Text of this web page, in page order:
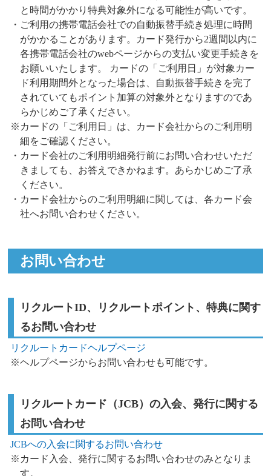
と時間がかかり特典対象外になる可能性が高いです。
・ご利用の携帯電話会社での自動振替手続き処理に時間
がかかることがあります。カード発行から2週間以内に
各携帯電話会社のwebページからの支払い変更手続きを
お願いいたします。 カードの「ご利用日」が対象カー
ド利用期間外となった場合は、自動振替手続きを完了
されていてもポイント加算の対象外となりますのであ
らかじめご了承ください。
※カードの「ご利用日」は、カード会社からのご利用明
細をご確認ください。
・カード会社のご利用明細発行前にお問い合わせいただ
きましても、お答えできかねます。あらかじめご了承
ください。
・カード会社からのご利用明細に関しては、各カード会
社へお問い合わせください。
お問い合わせ
リクルートID、リクルートポイント、特典に関す
るお問い合わせ
リクルートカードヘルプページ
※ヘルプページからお問い合わせも可能です。
リクルートカード（JCB）の入会、発行に関する
お問い合わせ
JCBへの入会に関するお問い合わせ
※カード入会、発行に関するお問い合わせのみとなりま
す。